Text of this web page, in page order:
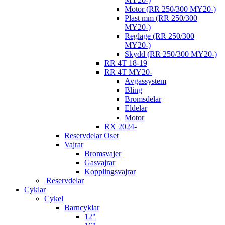
Motor (RR 250/300 MY20-)
Plast mm (RR 250/300
MY20-)
Reglage (RR 250/300
MY20-)
Skydd (RR 250/300 MY20-)
RR 4T 18-19
RR 4T MY20-
Avgassystem
Bling
Bromsdelar
Eldelar
Motor
RX 2024-
Reservdelar Oset
Vajrar
Bromsvajer
Gasvajrar
Kopplingsvajrar
Reservdelar
Cyklar
Cykel
Barncyklar
12"